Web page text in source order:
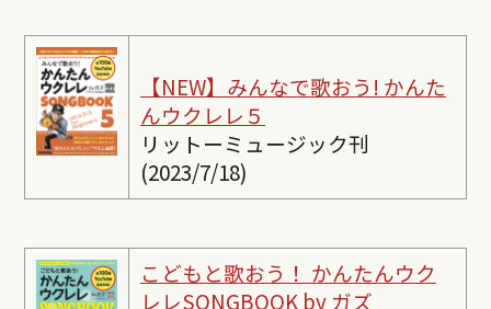
【NEW】みんなで歌おう! かんた
んウクレレ５
リットーミュージック刊
(2023/7/18)
こどもと歌おう！ かんたんウク
レレSONGBOOK by ガズ